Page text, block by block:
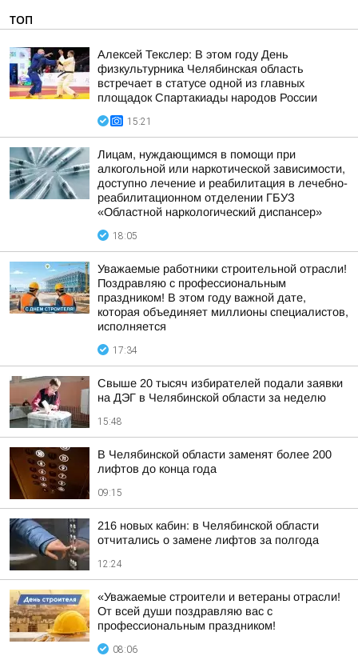
ТОП
Алексей Текслер: В этом году День
физкультурника Челябинская область
встречает в статусе одной из главных
площадок Спартакиады народов России
15:21
Лицам, нуждающимся в помощи при
алкогольной или наркотической зависимости,
доступно лечение и реабилитация в лечебно-
реабилитационном отделении ГБУЗ
«Областной наркологический диспансер»
18:05
Уважаемые работники строительной отрасли!
Поздравляю с профессиональным
праздником! В этом году важной дате,
которая объединяет миллионы специалистов,
исполняется
17:34
Свыше 20 тысяч избирателей подали заявки
на ДЭГ в Челябинской области за неделю
15:48
В Челябинской области заменят более 200
лифтов до конца года
09:15
216 новых кабин: в Челябинской области
отчитались о замене лифтов за полгода
12:24
«Уважаемые строители и ветераны отрасли!
От всей души поздравляю вас с
профессиональным праздником!
08:06